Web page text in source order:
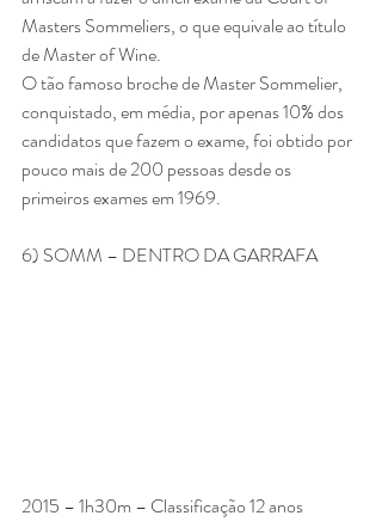
Masters Sommeliers, o que equivale ao título
de Master of Wine.
O tão famoso broche de Master Sommelier,
conquistado, em média, por apenas 10% dos
candidatos que fazem o exame, foi obtido por
pouco mais de 200 pessoas desde os
primeiros exames em 1969.
6) SOMM – DENTRO DA GARRAFA
2015 – 1h30m – Classificação 12 anos